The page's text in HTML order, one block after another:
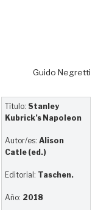
Guido Negretti
Título: Stanley
Kubrick’s Napoleon
Autor/es:Alison
Catle (ed.)
Editorial: Taschen.
Año: 2018